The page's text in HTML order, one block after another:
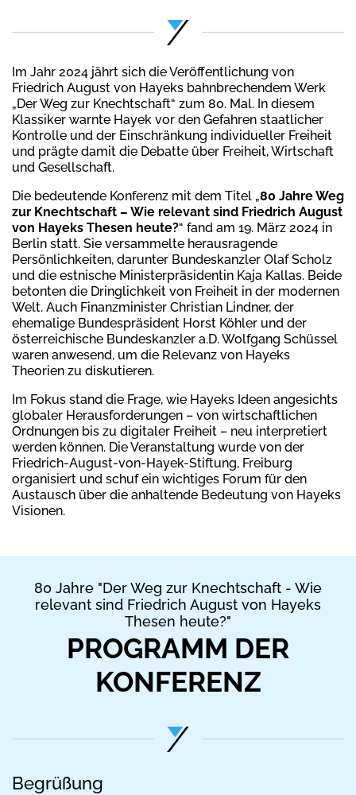
Im Jahr 2024 jährt sich die Veröffentlichung von
Friedrich August von Hayeks bahnbrechendem Werk
„Der Weg zur Knechtschaft“ zum 80. Mal. In diesem
Klassiker warnte Hayek vor den Gefahren staatlicher
Kontrolle und der Einschränkung individueller Freiheit
und prägte damit die Debatte über Freiheit, Wirtschaft
und Gesellschaft.
Die bedeutende Konferenz mit dem Titel „80 Jahre Weg
zur Knechtschaft – Wie relevant sind Friedrich August
von Hayeks Thesen heute?“ fand am 19. März 2024 in
Berlin statt. Sie versammelte herausragende
Persönlichkeiten, darunter Bundeskanzler Olaf Scholz
und die estnische Ministerpräsidentin Kaja Kallas. Beide
betonten die Dringlichkeit von Freiheit in der modernen
Welt. Auch Finanzminister Christian Lindner, der
ehemalige Bundespräsident Horst Köhler und der
österreichische Bundeskanzler a.D. Wolfgang Schüssel
waren anwesend, um die Relevanz von Hayeks
Theorien zu diskutieren.
Im Fokus stand die Frage, wie Hayeks Ideen angesichts
globaler Herausforderungen – von wirtschaftlichen
Ordnungen bis zu digitaler Freiheit – neu interpretiert
werden können. Die Veranstaltung wurde von der
Friedrich-August-von-Hayek-Stiftung, Freiburg
organisiert und schuf ein wichtiges Forum für den
Austausch über die anhaltende Bedeutung von Hayeks
Visionen.
PROGRAMM DER
KONFERENZ
80 Jahre "Der Weg zur Knechtschaft - Wie
relevant sind Friedrich August von Hayeks
Thesen heute?"
Begrüßung